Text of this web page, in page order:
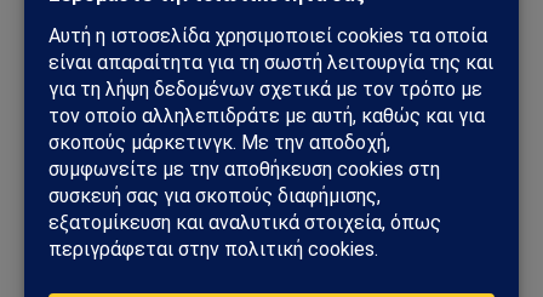
ΑΠΌΨΕΙΣ
Σαουδική Αραβία – Υεμένη: Το Ριάντ προετοιμάζει
μεγάλη στρατιωτική επιχείρηση – Στο επίκεντρο
Ερυθρά Θάλασσα και Bab al-Mandab
02/08/2026